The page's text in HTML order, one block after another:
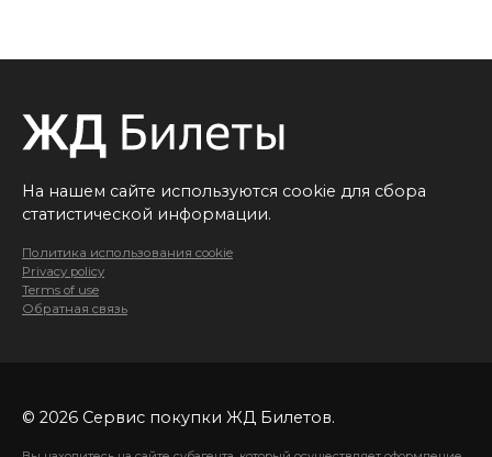
На нашем сайте используются cookie для сбора
статистической информации.
Политика использования cookie
Privacy policy
Terms of use
Обратная связь
© 2026 Сервис покупки ЖД Билетов.